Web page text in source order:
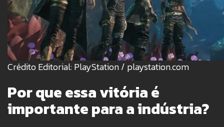
Crédito Editorial: PlayStation / playstation.com
Por que essa vitória é
importante para a indústria?